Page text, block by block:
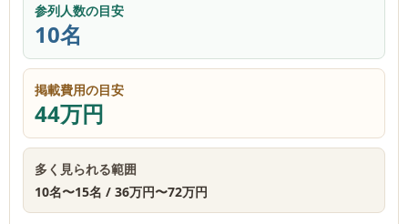
参列人数の目安
10名
掲載費用の目安
44万円
多く見られる範囲
10名〜15名 / 36万円〜72万円